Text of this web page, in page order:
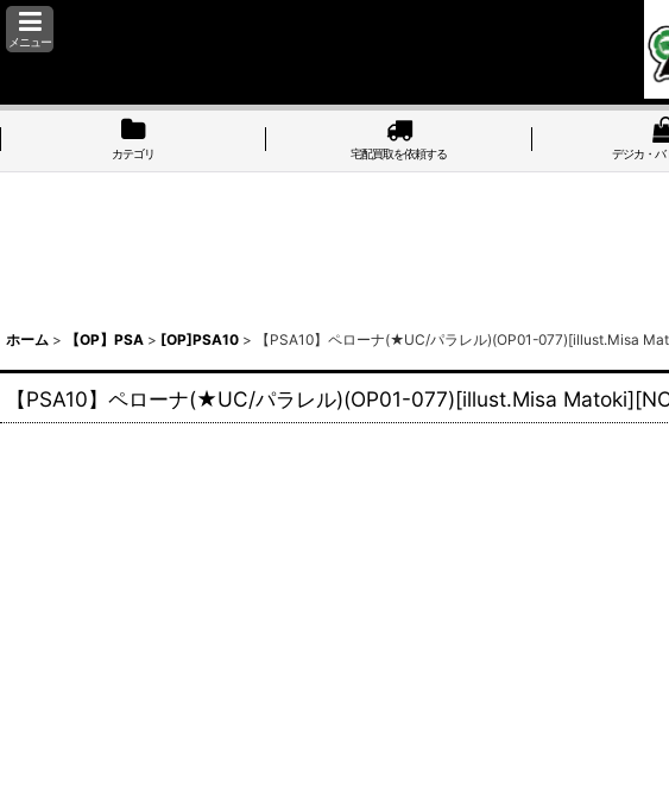
メニュー
カテゴリ 宅配買取を依頼する デジカ・バ
ホーム > 【OP】PSA > [OP]PSA10 > 【PSA10】ペローナ(★UC/パラレル)(OP01-077)[illust.Misa
【PSA10】ペローナ(★UC/パラレル)(OP01-077)[illust.Misa